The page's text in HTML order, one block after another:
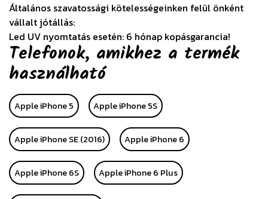
Általános szavatossági kötelességeinken felül önként
vállalt jótállás:
Led UV nyomtatás esetén: 6 hónap kopásgarancia!
Telefonok, amikhez a termék
használható
Apple iPhone 5 Apple iPhone 5S
Apple iPhone SE (2016) Apple iPhone 6
Apple iPhone 6S Apple iPhone 6 Plus